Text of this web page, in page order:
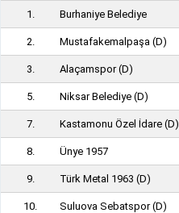
1. Burhaniye Belediye
2. Mustafakemalpaşa (D)
3. Alaçamspor(D)
5. Niksar Belediye (D)
7. Kastamonu Özel İdare (D)
8. Ünye 1957
9. Türk Metal 1963 (D)
10. Suluova Sebatspor(D)